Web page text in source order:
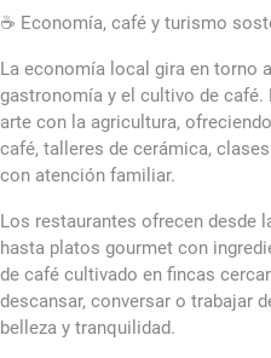
☕ Economía, café y turismo
La economía local gira en torno
gastronomía y el cultivo de café.
arte con la agricultura,
café, talleres de cerámica,
con atención familiar.
Los restaurantes ofrecen desde
hasta platos gourmet con
de café cultivado en fincas
descansar, conversar o trabajar
belleza y tranquilidad.